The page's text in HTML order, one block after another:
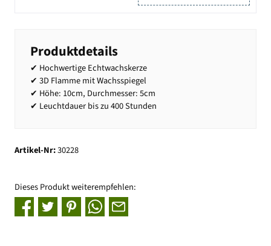
Produktdetails
✔ Hochwertige Echtwachskerze
✔ 3D Flamme mit Wachsspiegel
✔ Höhe: 10cm, Durchmesser: 5cm
✔ Leuchtdauer bis zu 400 Stunden
Artikel-Nr:30228
Dieses Produkt weiterempfehlen: